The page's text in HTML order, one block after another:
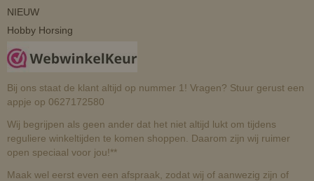
NIEUW
Hobby Horsing
Bij ons staat de klant altijd op nummer 1! Vragen? Stuur gerust een
appje op 0627172580
Wij begrijpen als geen ander dat het niet altijd lukt om tijdens
reguliere winkeltijden te komen shoppen. Daarom zijn wij ruimer
open speciaal voor jou!**
Maak wel eerst even een afspraak, zodat wij of aanwezig zijn of